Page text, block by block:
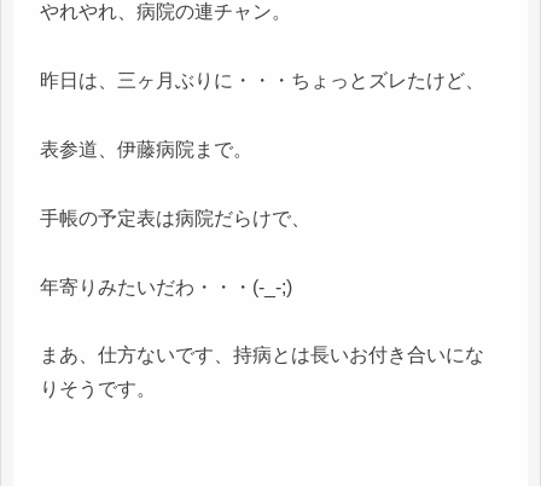
やれやれ、病院の連チャン。
昨日は、三ヶ月ぶりに・・・ちょっとズレたけど、
表参道、伊藤病院まで。
手帳の予定表は病院だらけで、
年寄りみたいだわ・・・(-_-;)
まあ、仕方ないです、持病とは長いお付き合いにな
りそうです。